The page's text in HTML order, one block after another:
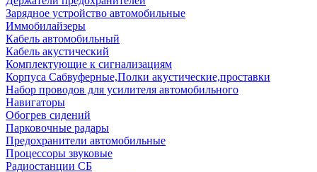
Зарядное устройство автомобильные
Иммобилайзеры
Кабель автомобильный
Кабель акустический
Комплектующие к сигнализациям
Корпуса Сабвуферные,Полки акустические,проставки
Набор проводов для усилителя автомобильного
Навигаторы
Обогрев сидений
Парковочные радары
Предохранители автомобильные
Процессоры звуковые
Радиостанции СБ